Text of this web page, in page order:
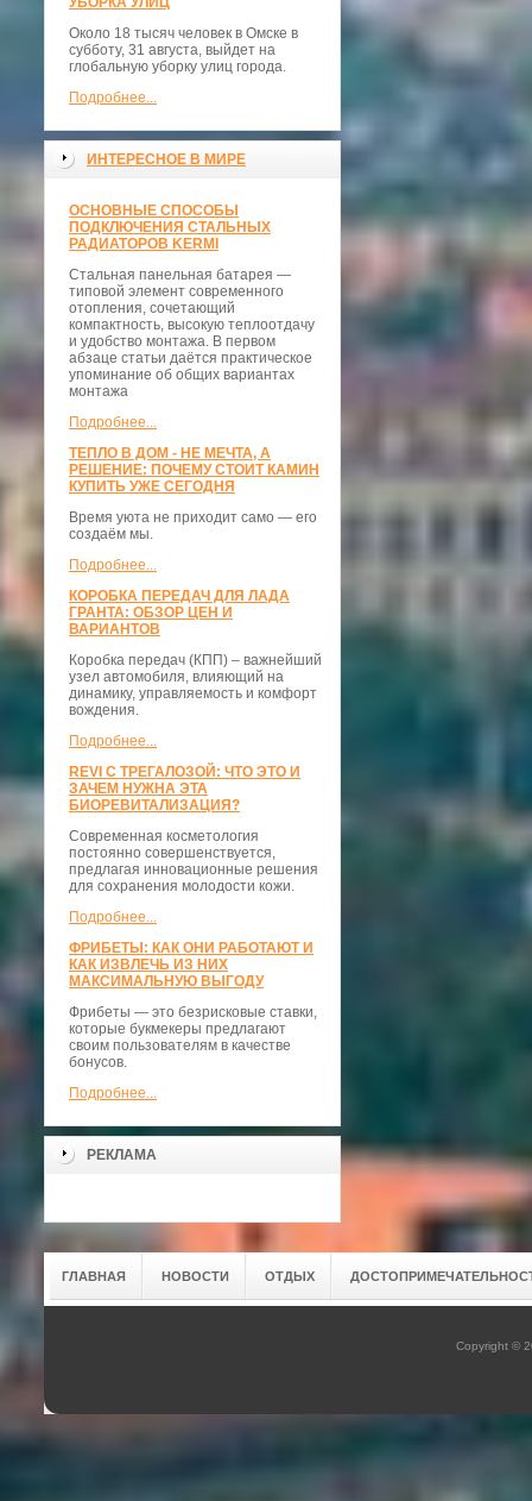
Около 18 тысяч человек в Омске в
субботу, 31 августа, выйдет на
глобальную уборку улиц города.
Подробнее...
ИНТЕРЕСНОЕ В МИРЕ
ОСНОВНЫЕ СПОСОБЫ
ПОДКЛЮЧЕНИЯ СТАЛЬНЫХ
РАДИАТОРОВ KERMI
Стальная панельная батарея —
типовой элемент современного
отопления, сочетающий
компактность, высокую теплоотдачу
и удобство монтажа. В первом
абзаце статьи даётся практическое
упоминание об общих вариантах
монтажа
Подробнее...
ТЕПЛО В ДОМ - НЕ МЕЧТА, А
РЕШЕНИЕ: ПОЧЕМУ СТОИТ КАМИН
КУПИТЬ УЖЕ СЕГОДНЯ
Время уюта не приходит само — его
создаём мы.
Подробнее...
КОРОБКА ПЕРЕДАЧ ДЛЯ ЛАДА
ГРАНТА: ОБЗОР ЦЕН И
ВАРИАНТОВ
Коробка передач (КПП) – важнейший
узел автомобиля, влияющий на
динамику, управляемость и комфорт
вождения.
Подробнее...
REVI С ТРЕГАЛОЗОЙ: ЧТО ЭТО И
ЗАЧЕМ НУЖНА ЭТА
БИОРЕВИТАЛИЗАЦИЯ?
Современная косметология
постоянно совершенствуется,
предлагая инновационные решения
для сохранения молодости кожи.
Подробнее...
ФРИБЕТЫ: КАК ОНИ РАБОТАЮТ И
КАК ИЗВЛЕЧЬ ИЗ НИХ
МАКСИМАЛЬНУЮ ВЫГОДУ
Фрибеты — это безрисковые ставки,
которые букмекеры предлагают
своим пользователям в качестве
бонусов.
Подробнее...
РЕКЛАМА
ГЛАВНАЯ НОВОСТИ ОТДЫХ
Copyright ©